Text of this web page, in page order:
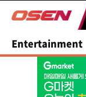
Entertainment